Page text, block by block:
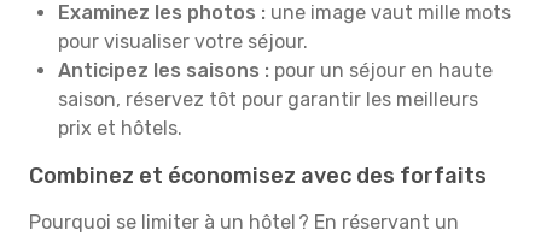
Examinez les photos : une image vaut mille mots
pour visualiser votre séjour.
Anticipez les saisons : pour un séjour en haute
saison, réservez tôt pour garantir les meilleurs
prix et hôtels.
Combinez et économisez avec des forfaits
Pourquoi se limiter à un hôtel ? En réservant un